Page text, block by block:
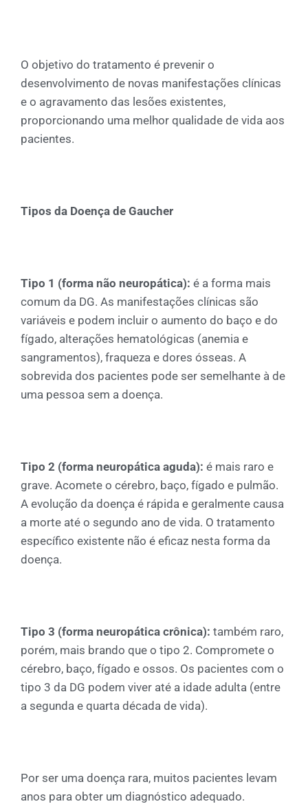
O objetivo do tratamento é prevenir o
desenvolvimento de novas manifestações clínicas
e o agravamento das lesões existentes,
proporcionando uma melhor qualidade de vida aos
pacientes.
Tipos da Doença de Gaucher
Tipo 1 (forma não neuropática): é a forma mais
comum da DG. As manifestações clínicas são
variáveis e podem incluir o aumento do baço e do
fígado, alterações hematológicas (anemia e
sangramentos), fraqueza e dores ósseas. A
sobrevida dos pacientes pode ser semelhante à de
uma pessoa sem a doença.
Tipo 2 (forma neuropática aguda): é mais raro e
grave. Acomete o cérebro, baço, fígado e pulmão.
A evolução da doença é rápida e geralmente causa
a morte até o segundo ano de vida. O tratamento
específico existente não é eficaz nesta forma da
doença.
Tipo 3 (forma neuropática crônica): também raro,
porém, mais brando que o tipo 2. Compromete o
cérebro, baço, fígado e ossos. Os pacientes com o
tipo 3 da DG podem viver até a idade adulta (entre
a segunda e quarta década de vida).
Por ser uma doença rara, muitos pacientes levam
anos para obter um diagnóstico adequado.